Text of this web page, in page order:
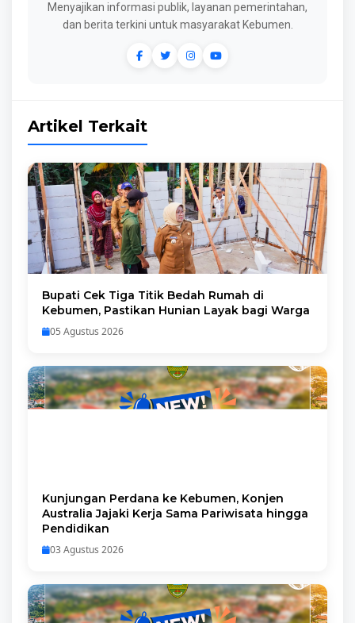
Menyajikan informasi publik, layanan pemerintahan,
dan berita terkini untuk masyarakat Kebumen.
Artikel Terkait
Bupati Cek Tiga Titik Bedah Rumah di
Kebumen, Pastikan Hunian Layak bagi Warga
05 Agustus 2026
Kunjungan Perdana ke Kebumen, Konjen
Australia Jajaki Kerja Sama Pariwisata hingga
Pendidikan
03 Agustus 2026